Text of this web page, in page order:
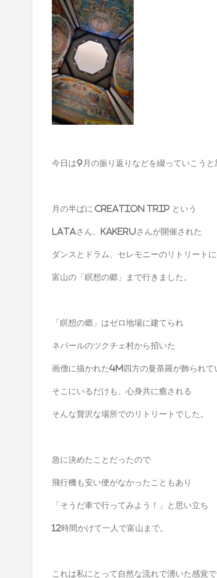
今日は9月の振り返りなどを綴っていこうと
月の半ばに Creation trip という
Lataさん、 kakeruさんが開催された
ダンスとドラム、セレモニーのリトリート
富山の「瞑想の郷」まで行きました。
「瞑想の郷」はゼロ地場に建てられ
ネパールのツクチェ村から招いた
画僧に描かれた4m四方の曼荼羅が飾られて
そこにいるだけも、心身共に癒される
そんな贅沢な場所でのリトリートでした。
急に決めたことだったので
飛行機も安い便がなかったこともあり
「そうだ車で行ってみよう！」と思い立ち
12時間かけて一人で富山まで。
これは私にとって自然な流れで湧いた感覚で